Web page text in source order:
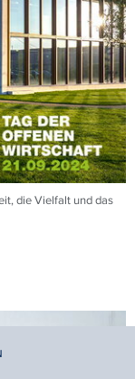
die Vielfalt und das